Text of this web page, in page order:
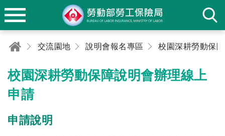
交流園地 說明會報名專區
校園深耕勞動保障說明會辦理線上
申請
申請說明